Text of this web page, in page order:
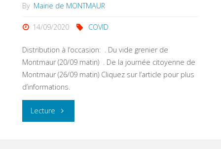
By Mairie de MONTMAUR
14/09/2020 COVID
Distribution à l’occasion: . Du vide grenier de
Montmaur (20/09 matin) . De la journée citoyenne de
Montmaur (26/09 matin) Cliquez sur l’article pour plus
d’informations.
Lecture "Nouvelle